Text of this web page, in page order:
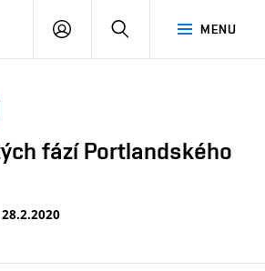
MENU
LOG
SEARCH
fází Portlandského